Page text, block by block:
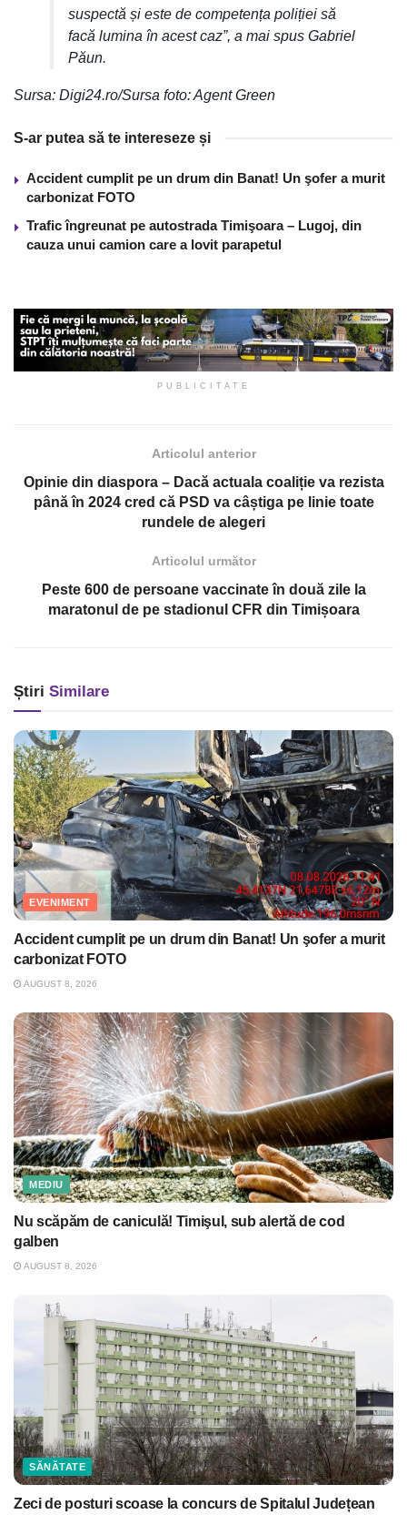
suspectă și este de competența poliției să
facă lumina în acest caz”, a mai spus Gabriel
Păun.
Sursa: Digi24.ro/Sursa foto: Agent Green
S-ar putea să te intereseze și
Accident cumplit pe un drum din Banat! Un şofer a murit
carbonizat FOTO
Trafic îngreunat pe autostrada Timişoara – Lugoj, din
cauza unui camion care a lovit parapetul
PUBLICITATE
Articolul anterior
Opinie din diaspora – Dacă actuala coaliție va rezista
până în 2024 cred că PSD va câștiga pe linie toate
rundele de alegeri
Articolul următor
Peste 600 de persoane vaccinate în două zile la
maratonul de pe stadionul CFR din Timișoara
Știri Similare
EVENIMENT
Accident cumplit pe un drum din Banat! Un şofer a murit
carbonizat FOTO
AUGUST 8, 2026
MEDIU
Nu scăpăm de caniculă! Timişul, sub alertă de cod
galben
AUGUST 8, 2026
SĂNĂTATE
Zeci de posturi scoase la concurs de Spitalul Județean